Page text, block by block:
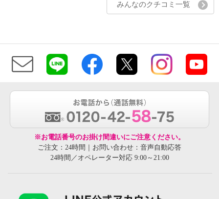
みんなのクチコミ一覧
※お電話番号のお掛け間違いにご注意ください。
ご注文：24時間｜お問い合わせ：音声自動応答
24時間／オペレーター対応 9:00～21:00